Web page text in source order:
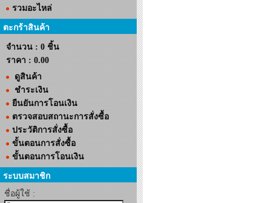
รวมอะไหล่
ตะกร้าสินค้า
จำนวน : 0 ชิ้น
ราคา : 0.00
ดูสินค้า
ชำระเงิน
ยืนยันการโอนเงิน
ตรวจสอบสถานะการสั่งซื้อ
ประวัติการสั่งซื้อ
ขั้นตอนการสั่งซื้อ
ขั้นตอนการโอนเงิน
ระบบสมาชิก
ชื่อผู้ใช้ :